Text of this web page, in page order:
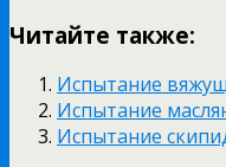
Читайте также:
Испытание
Испытание
Испытание